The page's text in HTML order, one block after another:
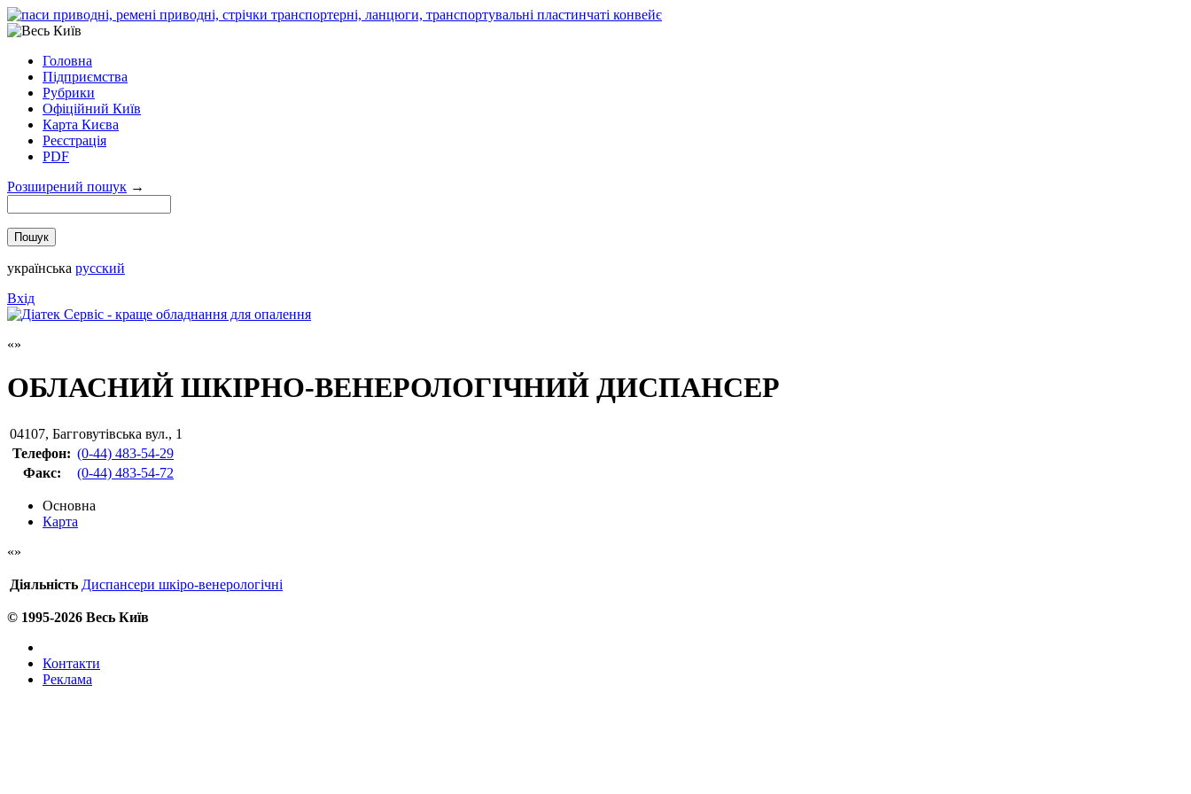
Головна
Підприємства
Рубрики
Офіційний Київ
Карта Києва
Реєстрація
PDF
Розширений пошук →
українська русский
Вхід
ОБЛАСНИЙ ШКІРНО-ВЕНЕРОЛОГІЧНИЙ ДИСПАНСЕР
04107, Багговутівська вул., 1
Телефон: (0-44) 483-54-29
Факс: (0-44) 483-54-72
Основна
Карта
Діяльність Диспансери шкіро-венерологічні
© 1995-2026 Весь Київ
Контакти
Реклама